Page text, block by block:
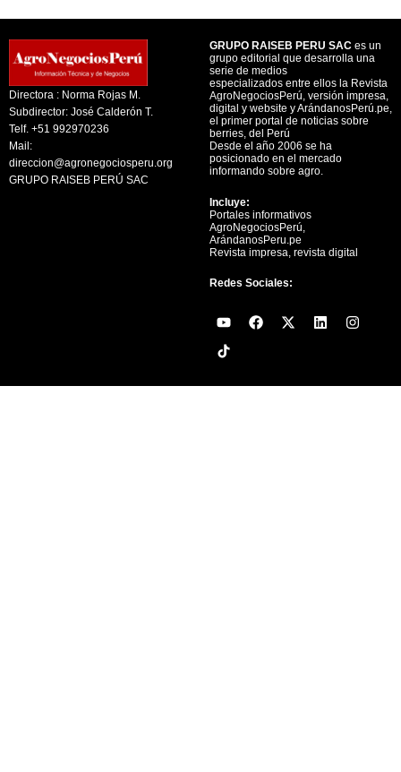
Directora : Norma Rojas M.
Subdirector: José Calderón T.
Telf. +51 992970236
Mail:
direccion@agronegociosperu.org
GRUPO RAISEB PERÚ SAC
GRUPO RAISEB PERU SAC es un
grupo editorial que desarrolla una
serie de medios
especializados entre ellos la Revista
AgroNegociosPerú, versión impresa,
digital y website y ArándanosPerú.pe,
el primer portal de noticias sobre
berries, del Perú
Desde el año 2006 se ha
posicionado en el mercado
informando sobre agro.
Incluye:
Portales informativos
AgroNegociosPerú,
ArándanosPeru.pe
Revista impresa, revista digital
Redes Sociales:
Y
o
u
t
b
F
a
o
X
-
t
L
i
d
I
n
g